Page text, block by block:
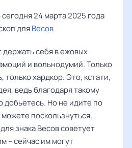
сегодня 24 марта 2025 года
для Весов
держать себя в ежовых
и вольнодумий. Только
только хардкор. Это, кстати,
ведь благодаря такому
добьетесь. Но не идите по
поскользнуться.
знака Весов советует
– сейчас им могут